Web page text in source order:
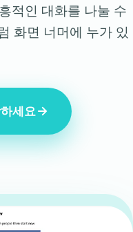
적인 대화를 나눌 수
화면 너머에 누가 있
세요